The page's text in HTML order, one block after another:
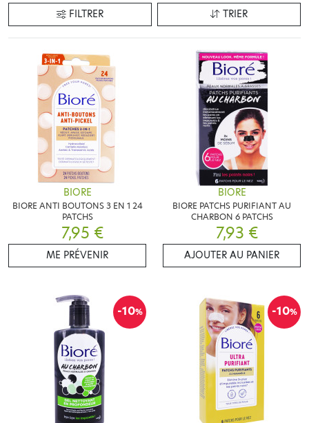
FILTRER TRIER
BIORE
BIORE ANTI BOUTONS 3 EN 1 24
PATCHS
7,95 €
ME PRÉVENIR
BIORE
BIORE PATCHS PURIFIANT AU
CHARBON 6 PATCHS
7,93 €
AJOUTER AU PANIER
-10% -10%